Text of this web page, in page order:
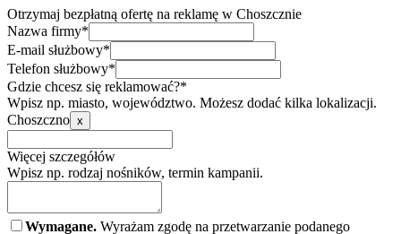
Otrzymaj bezpłatną ofertę na reklamę w Choszcznie
Nazwa firmy*
E-mail służbowy*
Telefon służbowy*
Gdzie chcesz się reklamować?*
Wpisz np. miasto, województwo. Możesz dodać kilka lokalizacji.
Choszczno x
Więcej szczegółów
Wpisz np. rodzaj nośników, termin kampanii.
Wymagane. Wyrażam zgodę na przetwarzanie podanego